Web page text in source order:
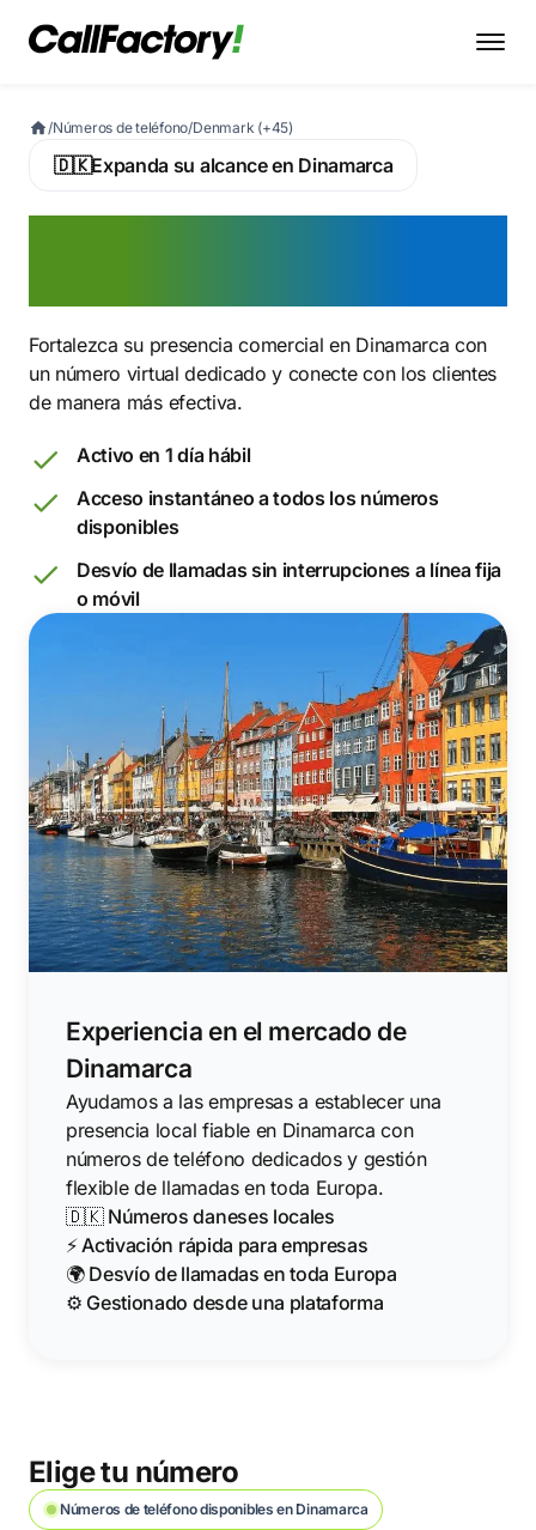
/Números de teléfono/Denmark (+45)
🇩🇰Expanda su alcance en Dinamarca
Fortalezca su presencia comercial en Dinamarca con
un número virtual dedicado y conecte con los clientes
de manera más efectiva.
Activo en 1 día hábil
Acceso instantáneo a todos los números
disponibles
Desvío de llamadas sin interrupciones a línea fija
o móvil
Experiencia en el mercado de
Dinamarca
Ayudamos a las empresas a establecer una
presencia local fiable en Dinamarca con
números de teléfono dedicados y gestión
flexible de llamadas en toda Europa.
🇩🇰 Números daneses locales
⚡ Activación rápida para empresas
🌍 Desvío de llamadas en toda Europa
⚙️ Gestionado desde una plataforma
Elige tu número
Números de teléfono disponibles en Dinamarca